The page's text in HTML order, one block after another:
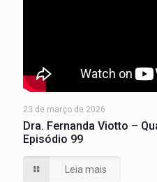
23 de março de 2026
Dra. Fernanda Viotto –
Episódio 99
Leia mais